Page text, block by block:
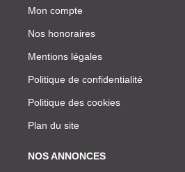
Mon compte
Nos honoraires
Mentions légales
Politique de confidentialité
Politique des cookies
Plan du site
NOS ANNONCES